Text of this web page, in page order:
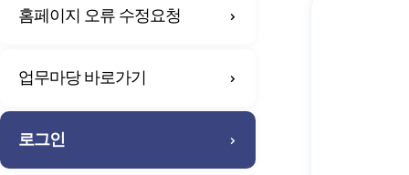
홈페이지 오류 수정요청
업무마당 바로가기
로그인